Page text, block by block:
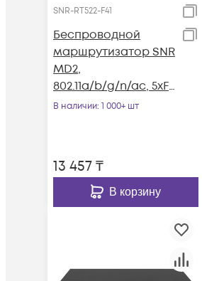
SNR-RT522-F41
Беспроводной
маршрутизатор SNR
MD2,
802.11a/b/g/n/ac, 5xFE
RJ45
В наличии: 1 000+ шт
13 457₸
В корзину